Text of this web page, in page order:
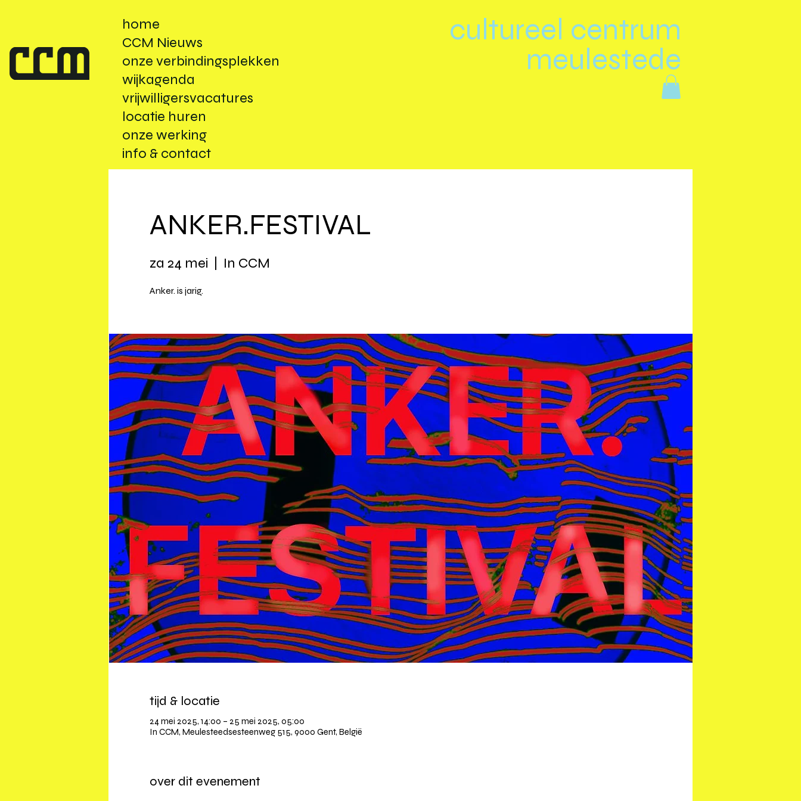
home
CCM Nieuws
onze verbindingsplekken
wijkagenda
vrijwilligersvacatures
locatie huren
onze werking
info & contact
cultureel centrum
meulestede
ANKER.FESTIVAL
za 24 mei In CCM
Anker. is jarig.
tijd & locatie
24 mei 2025, 14:00 – 25 mei 2025, 05:00
In CCM, Meulesteedsesteenweg 515, 9000 Gent, België
over dit evenement